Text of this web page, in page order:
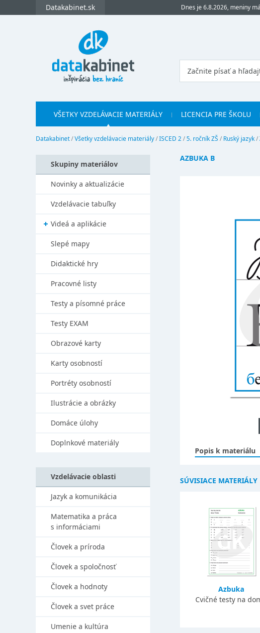
Datakabinet.sk Dnes je 6.8.2026, meniny
VŠETKY VZDELÁVACIE MATERIÁLY LICENCIA PRE ŠKOLU
Datakabinet/Všetky vzdelávacie materiály/ISCED 2/5. ročník ZŠ / Ruský jazyk/
AZBUKA B
Popis k materiálu
SÚVISIACE MATERIÁLY
Azbuka
Cvičné testy na
Skupiny materiálov
Novinky a aktualizácie
Vzdelávacie tabuľky
Videá a aplikácie
Slepé mapy
Didaktické hry
Pracovné listy
Testy a písomné práce
Testy EXAM
Obrazové karty
Karty osobností
Portréty osobností
Ilustrácie a obrázky
Domáce úlohy
Doplnkové materiály
Vzdelávacie oblasti
Jazyk a komunikácia
Matematika a práca
s informáciami
Človek a príroda
Človek a spoločnosť
Človek a hodnoty
Človek a svet práce
Umenie a kultúra